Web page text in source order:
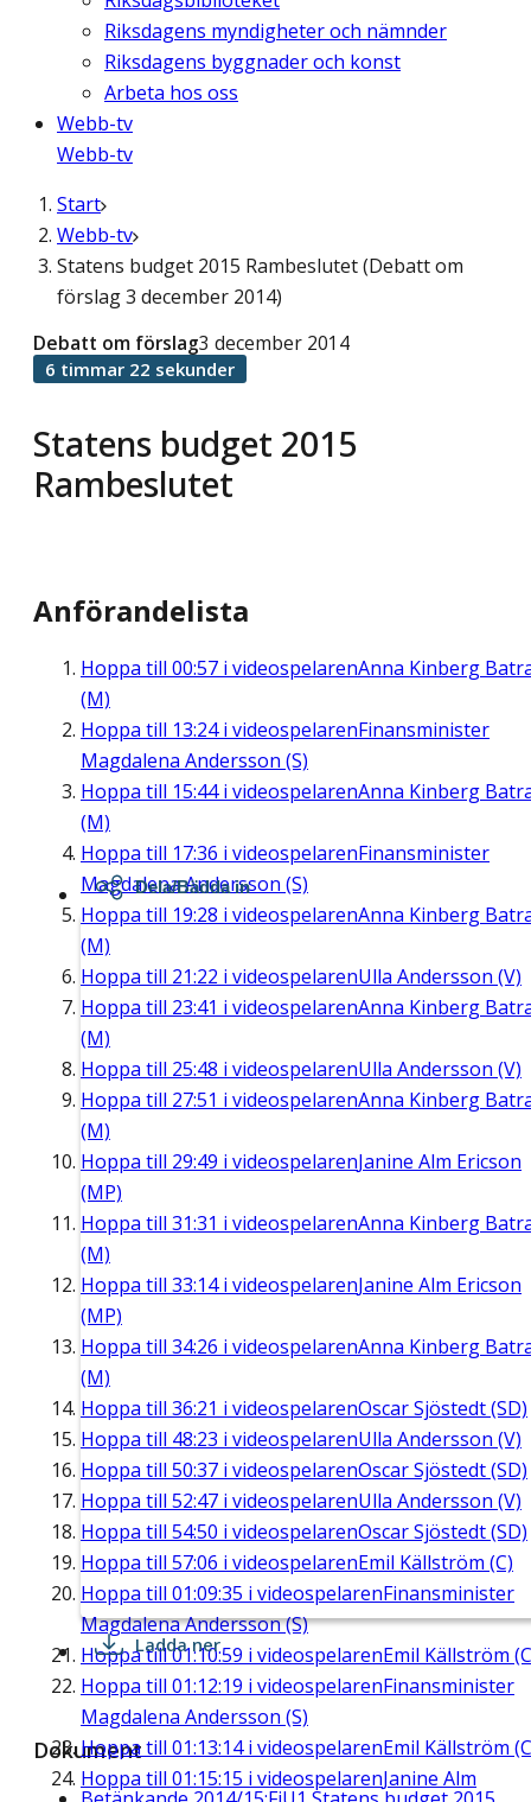
Riksdagens myndigheter och nämnder
Riksdagens byggnader och konst
Arbeta hos oss
Webb-tv
Webb-tv
Start
Webb-tv
Statens budget 2015 Rambeslutet (Debatt om
förslag 3 december 2014)
Statens budget 2015
Rambeslutet
Debatt om förslag3 december 2014
6 timmar 22 sekunder
Anförandelista
Hoppa till 00:57 i videospelarenAnna Kinberg
(M)
Hoppa till 13:24i videospelarenFinansminister
Magdalena Andersson (S)
Hoppa till 15:44i videospelarenAnna Kinberg
(M)
Hoppa till 17:36 i videospelarenFinansminister
Magdalena Andersson (S)
Hoppa till 19:28 i videospelarenAnna Kinberg
(M)
Hoppa till 21:22 i videospelarenUlla Andersson (V)
Hoppa till 23:41 i videospelarenAnna Kinberg
(M)
Hoppa till 25:48 i videospelarenUlla Andersson (V)
Hoppa till 27:51 i videospelarenAnna Kinberg
(M)
Hoppa till 29:49 i videospelarenJanine Alm Ericson
(MP)
Hoppa till 31:31 i videospelarenAnna Kinberg
(M)
Hoppa till 33:14i videospelarenJanine Alm Ericson
(MP)
Hoppa till 34:26 i videospelarenAnna Kinberg
(M)
Hoppa till 36:21 i videospelarenOscar Sjöstedt (SD)
Hoppa till 48:23 i videospelarenUlla Andersson (V)
Hoppa till 50:37 i videospelarenOscar Sjöstedt (SD)
Hoppa till 52:47 i videospelarenUlla Andersson (V)
Hoppa till 54:50 i videospelarenOscar Sjöstedt (SD)
Hoppa till 57:06 i videospelarenEmil Källström (C)
Hoppa till 01:09:35 i videospelarenFinansminister
Magdalena Andersson (S)
Hoppa till01:10:59 i videospelarenEmil Källström
Hoppa till 01:12:19 i videospelarenFinansminister
Magdalena Andersson (S)
Hoppa till 01:13:14i videospelarenEmil Källström
Hoppa till 01:15:15 i videospelarenJanine Alm
Dela/Bädda in
Ladda ner
Dokument